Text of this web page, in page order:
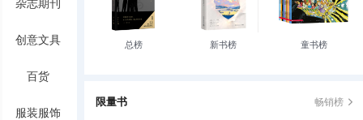
杂志期刊
创意文具
百货
服装服饰
总榜 新书榜 童书榜
限量书 畅销榜